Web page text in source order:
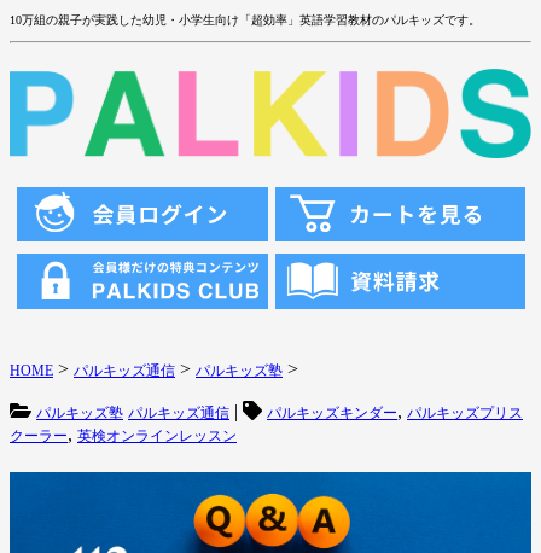
10万組の親子が実践した幼児・小学生向け「超効率」英語学習教材のパルキッズです。
HOME > パルキッズ通信 > パルキッズ塾 >
パルキッズ塾 パルキッズ通信 | パルキッズキンダー, パルキッズプリス
クーラー, 英検オンラインレッスン